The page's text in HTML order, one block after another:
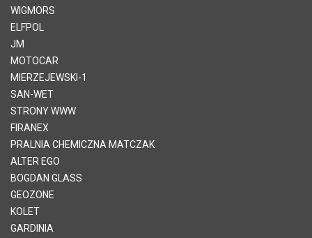
WIGMORS
ELFPOL
JM
MOTOCAR
MIERZEJEWSKI-1
SAN-WET
STRONY WWW
FIRANEX
PRALNIA CHEMICZNA MATCZAK
ALTER EGO
BOGDAN GLASS
GEOZONE
KOLET
GARDINIA